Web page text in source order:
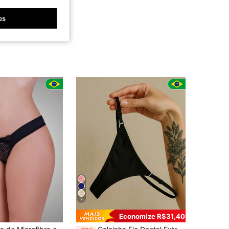
7
Economize R$31,40
#3 Mais Vendido
em Conjunto de 1 peça Tangas femininas